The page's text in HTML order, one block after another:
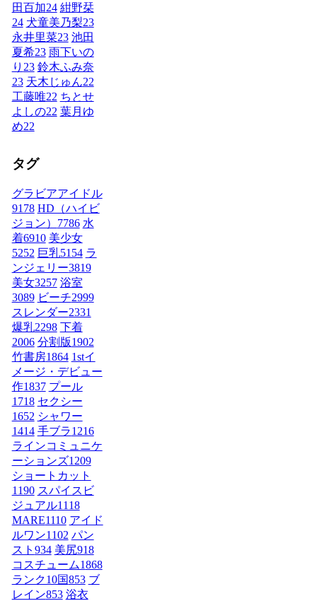
田百加24 紺野栞
24 犬童美乃梨23
永井里菜23 池田
夏希23 雨下いの
り 23 鈴木ふみ奈
23 天木じゅん22
工藤唯22 ちとせ
よしの22 葉月ゆ
め22
タグ
グラビアアイドル
9178 HD（ハイビ
ジョン） 7786 水
着6910 美少女
5252 巨乳5154 ラ
ンジェリー3819
美女3257 浴室
3089 ビーチ2999
スレンダー2331
爆乳2298 下着
2006 分割版1902
竹書房1864 1stイ
メージ・デビュー
作1837 プール
1718 セクシー
1652 シャワー
1414 手ブラ1216
ラインコミュニケ
ーションズ1209
ショートカット
1190 スパイスビ
ジュアル1118
MARE1110 アイド
ルワン1102 パン
スト 934 美尻918
コスチューム1868
ランク10国853 ブ
レイン853 浴衣